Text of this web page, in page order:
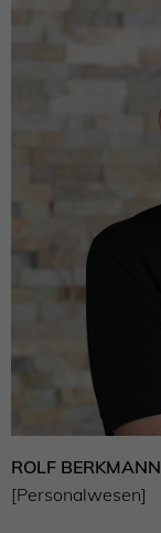
ROLF BERKMANN
[Personalwesen]